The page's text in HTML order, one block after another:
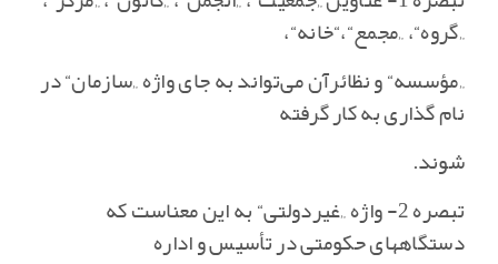
„گروه‌“، „مجمع‌“،“خانه‌“،
„مؤسسه‌“ و نظائرآن می‌تواند به جای واژه „سازمان‌“ در
نام گذاری به کار گرفته
شوند.
تبصره 2- واژه „غیردولتی‌“ به این معناست که
دستگاههای حکومتی در تأسیس و اداره